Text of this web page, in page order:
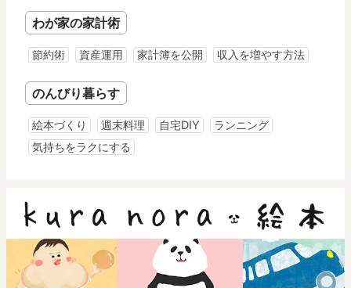
わが家の家計術
節約術 資産運用 家計簿を公開 収入を増やす方法
のんびり暮らす
絵本づくり 週末料理 自宅DIY
ランニング
気持ちをラクにする